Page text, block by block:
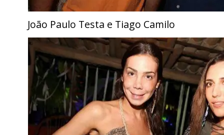
João Paulo Testa e Tiago Camilo